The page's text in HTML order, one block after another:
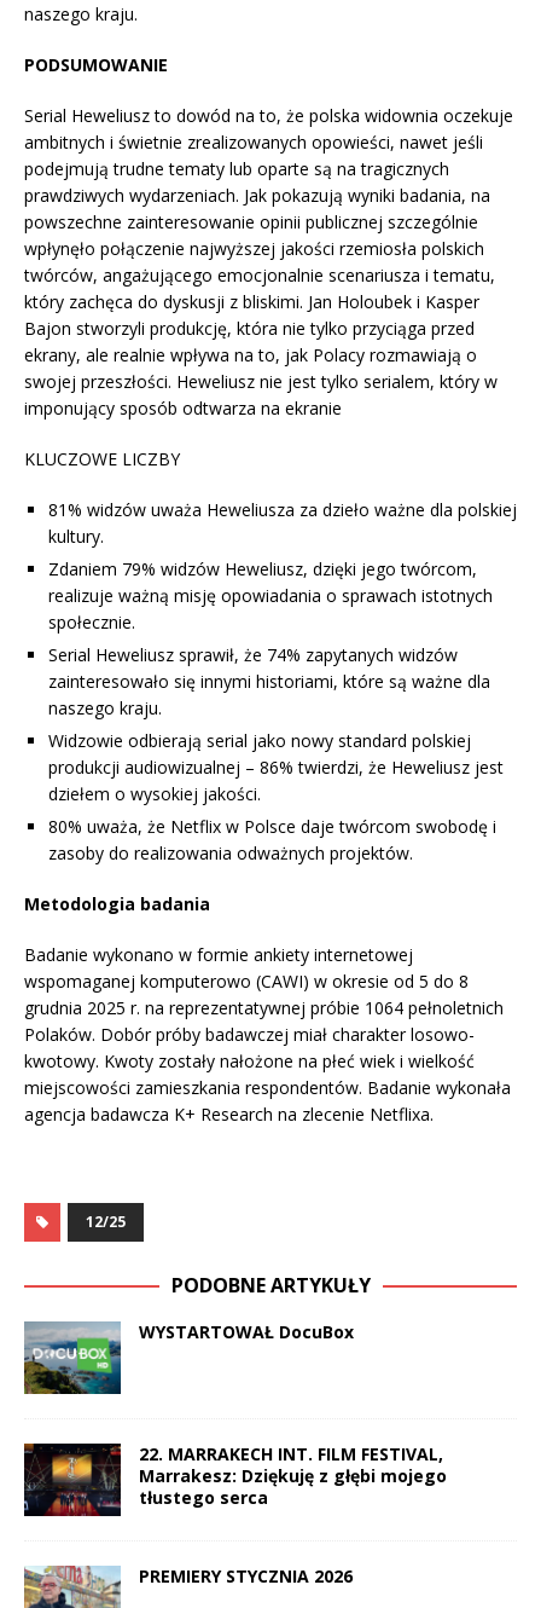
naszego kraju.
PODSUMOWANIE
Serial Heweliusz to dowód na to, że polska widownia oczekuje
ambitnych i świetnie zrealizowanych opowieści, nawet jeśli
podejmują trudne tematy lub oparte są na tragicznych
prawdziwych wydarzeniach. Jak pokazują wyniki badania, na
powszechne zainteresowanie opinii publicznej szczególnie
wpłynęło połączenie najwyższej jakości rzemiosła polskich
twórców, angażującego emocjonalnie scenariusza i tematu,
który zachęca do dyskusji z bliskimi. Jan Holoubek i Kasper
Bajon stworzyli produkcję, która nie tylko przyciąga przed
ekrany, ale realnie wpływa na to, jak Polacy rozmawiają o
swojej przeszłości. Heweliusz nie jest tylko serialem, który w
imponujący sposób odtwarza na ekranie
KLUCZOWE LICZBY
81% widzów uważa Heweliusza za dzieło ważne dla polskiej
kultury.
Zdaniem 79% widzów Heweliusz, dzięki jego twórcom,
realizuje ważną misję opowiadania o sprawach istotnych
społecznie.
Serial Heweliusz sprawił, że 74% zapytanych widzów
zainteresowało się innymi historiami, które są ważne dla
naszego kraju.
Widzowie odbierają serial jako nowy standard polskiej
produkcji audiowizualnej – 86% twierdzi, że Heweliusz jest
dziełem o wysokiej jakości.
80% uważa, że Netflix w Polsce daje twórcom swobodę i
zasoby do realizowania odważnych projektów.
Metodologia badania
Badanie wykonano w formie ankiety internetowej
wspomaganej komputerowo (CAWI) w okresie od 5 do 8
grudnia 2025 r. na reprezentatywnej próbie 1064 pełnoletnich
Polaków. Dobór próby badawczej miał charakter losowo-
kwotowy. Kwoty zostały nałożone na płeć wiek i wielkość
miejscowości zamieszkania respondentów. Badanie wykonała
agencja badawcza K+ Research na zlecenie Netflixa.
12/25
PODOBNE ARTYKUŁY
WYSTARTOWAŁ DocuBox
22. MARRAKECH INT. FILM FESTIVAL,
Marrakesz: Dziękuję z głębi mojego
tłustego serca
PREMIERY STYCZNIA 2026